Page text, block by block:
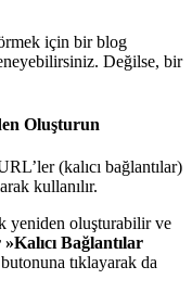
için bir blog
Değilse, bir
Oluşturun
(kalıcı bağlantılar)
kullanılır.
yeniden oluşturabilir ve
Bağlantılar
tıklayarak da